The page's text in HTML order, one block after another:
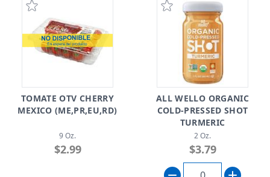
TOMATE OTV CHERRY
MEXICO (ME,PR,EU,RD)
9 Oz.
$2.99
ALL WELLO ORGANIC
COLD-PRESSED SHOT
TURMERIC
2 Oz.
$3.79